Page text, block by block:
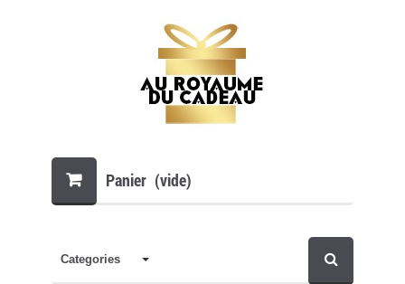
Panier (vide)
Categories